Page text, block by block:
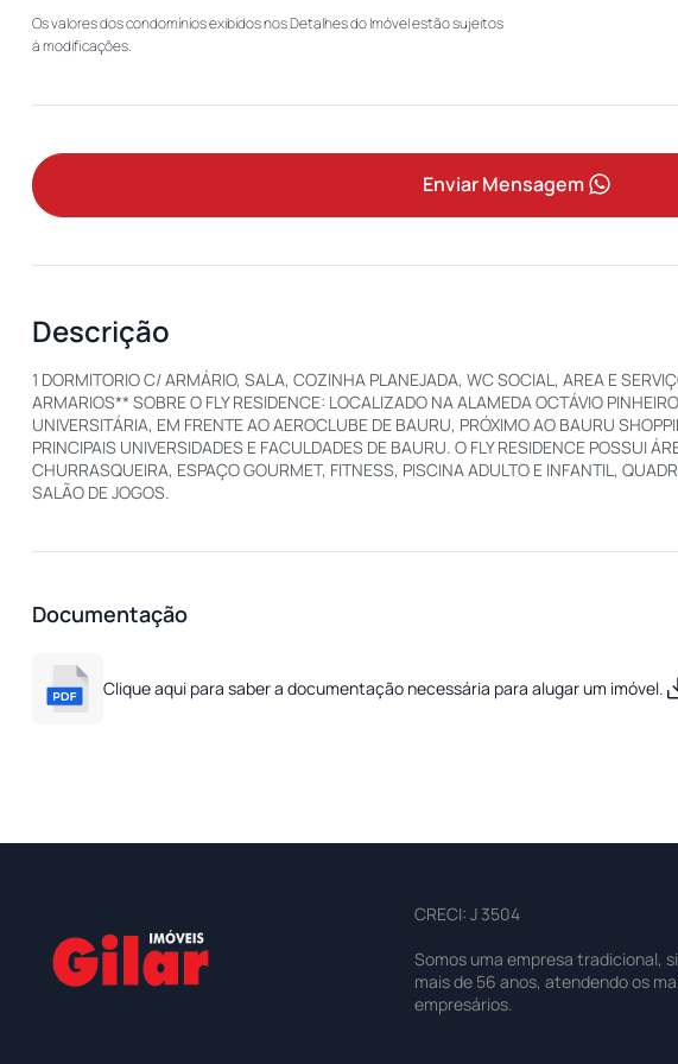
Os valores dos condomínios exibidos nos Detalhes do Imóvel estão sujeitos
à modificações.
Enviar Mensagem
Descrição
1 DORMITORIO C/ ARMÁRIO, SALA, COZINHA PLANEJADA, WC SOCIAL, AREA E
ARMARIOS** SOBRE O FLY RESIDENCE: LOCALIZADO NA ALAMEDA OCTÁVIO
UNIVERSITÁRIA, EM FRENTE AO AEROCLUBE DE BAURU, PRÓXIMO AO BAURU
PRINCIPAIS UNIVERSIDADES E FACULDADES DE BAURU. O FLY RESIDENCE POSSUI
CHURRASQUEIRA, ESPAÇO GOURMET, FITNESS, PISCINA ADULTO E INFANTIL,
SALÃO DE JOGOS.
Documentação
Clique aqui para saber a documentação necessária para alugar um imóvel.
CRECI: J 3504
Somos uma empresa tradicional,
mais de 56 anos, atendendo os
empresários.